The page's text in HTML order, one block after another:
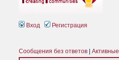
Вход Регистрация
Сообщения без ответов